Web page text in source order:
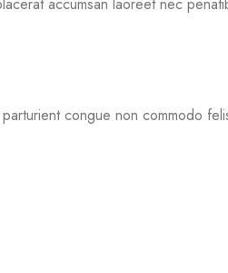
accumsan laoreet nec
congue non commodo